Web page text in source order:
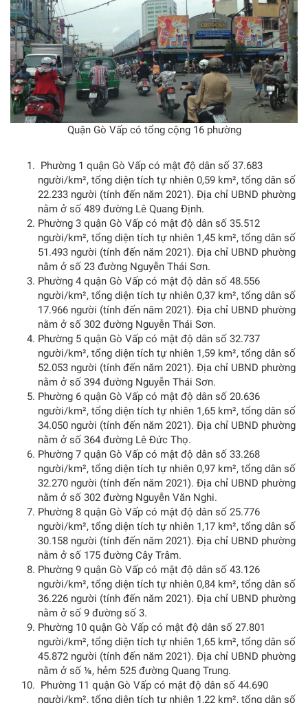
Quận Gò Vấp có tổng cộng 16 phường
Phường 1 quận Gò Vấp có mật độ dân số 37.683
người/km², tổng diện tích tự nhiên 0,59 km², tổng dân số
22.233 người (tính đến năm 2021). Địa chỉ UBND phường
nằm ở số 489 đường Lê Quang Định.
Phường 3 quận Gò Vấp có mật độ dân số 35.512
người/km², tổng diện tích tự nhiên 1,45 km², tổng dân số
51.493 người (tính đến năm 2021). Địa chỉ UBND phường
nằm ở số 23 đường Nguyễn Thái Sơn.
Phường 4 quận Gò Vấp có mật độ dân số 48.556
người/km², tổng diện tích tự nhiên 0,37 km², tổng dân số
17.966 người (tính đến năm 2021). Địa chỉ UBND phường
nằm ở số 302 đường Nguyễn Thái Sơn.
Phường 5 quận Gò Vấp có mật độ dân số 32.737
người/km², tổng diện tích tự nhiên 1,59 km², tổng dân số
52.053 người (tính đến năm 2021). Địa chỉ UBND phường
nằm ở số 394 đường Nguyễn Thái Sơn.
Phường 6 quận Gò Vấp có mật độ dân số 20.636
người/km², tổng diện tích tự nhiên 1,65 km², tổng dân số
34.050 người (tính đến năm 2021). Địa chỉ UBND phường
nằm ở số 364 đường Lê Đức Thọ.
Phường 7 quận Gò Vấp có mật độ dân số 33.268
người/km², tổng diện tích tự nhiên 0,97 km², tổng dân số
32.270 người (tính đến năm 2021). Địa chỉ UBND phường
nằm ở số 302 đường Nguyễn Văn Nghi.
Phường 8 quận Gò Vấp có mật độ dân số 25.776
người/km², tổng diện tích tự nhiên 1,17 km², tổng dân số
30.158 người (tính đến năm 2021). Địa chỉ UBND phường
nằm ở số 175 đường Cây Trâm.
Phường 9 quận Gò Vấp có mật độ dân số 43.126
người/km², tổng diện tích tự nhiên 0,84 km², tổng dân số
36.226 người (tính đến năm 2021). Địa chỉ UBND phường
nằm ở số 9 đường số 3.
Phường 10 quận Gò Vấp có mật độ dân số 27.801
người/km², tổng diện tích tự nhiên 1,65 km², tổng dân số
45.872 người (tính đến năm 2021). Địa chỉ UBND phường
nằm ở số ⅛, hẻm 525 đường Quang Trung.
Phường 11 quận Gò Vấp có mật độ dân số 44.690
người/km², tổng diện tích tự nhiên 1,22 km², tổng dân số